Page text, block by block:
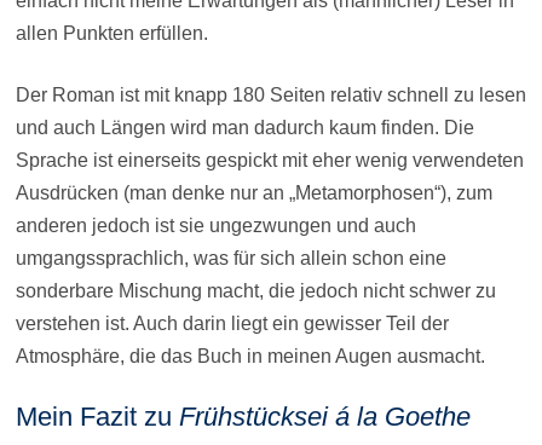
allen Punkten erfüllen.
Der Roman ist mit knapp 180 Seiten relativ schnell zu lesen
und auch Längen wird man dadurch kaum finden. Die
Sprache ist einerseits gespickt mit eher wenig verwendeten
Ausdrücken (man denke nur an „Metamorphosen“), zum
anderen jedoch ist sie ungezwungen und auch
umgangssprachlich, was für sich allein schon eine
sonderbare Mischung macht, die jedoch nicht schwer zu
verstehen ist. Auch darin liegt ein gewisser Teil der
Atmosphäre, die das Buch in meinen Augen ausmacht.
Mein Fazit zu Frühstücksei á la Goethe